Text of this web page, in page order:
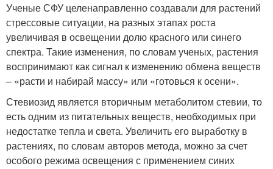
Ученые СФУ целенаправленно создавали для растений
стрессовые ситуации, на разных этапах роста
увеличивая в освещении долю красного или синего
спектра. Такие изменения, по словам ученых, растения
воспринимают как сигнал к изменению обмена веществ
– «расти и набирай массу» или «готовься к осени».
Стевиозид является вторичным метаболитом стевии, то
есть одним из питательных веществ, необходимых при
недостатке тепла и света. Увеличить его выработку в
растениях, по словам авторов метода, можно за счет
особого режима освещения с применением синих